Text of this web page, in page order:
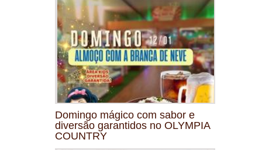
Domingo mágico com sabor e
diversão garantidos no OLYMPIA
COUNTRY